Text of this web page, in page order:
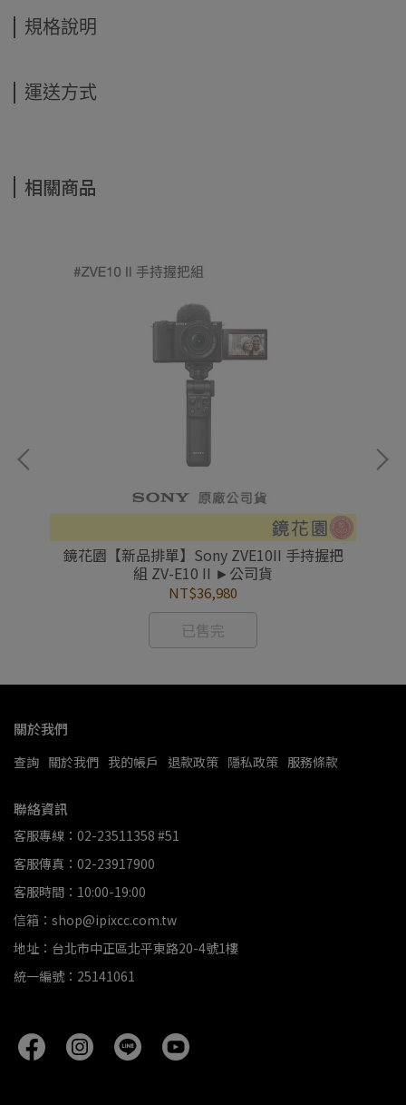
規格說明
運送方式
相關商品
鏡花園【新品排單】Sony ZVE10II 手持握把
組 ZV-E10 II ►公司貨
NT$36,980
已售完
關於我們
查詢 關於我們 我的帳戶 退款政策 隱私政策 服務條款
聯絡資訊
客服專線：02-23511358 #51
客服傳真：02-23917900
客服時間：10:00-19:00
信箱：shop@ipixcc.com.tw
地址：台北市中正區北平東路20-4號1樓
統一編號：25141061